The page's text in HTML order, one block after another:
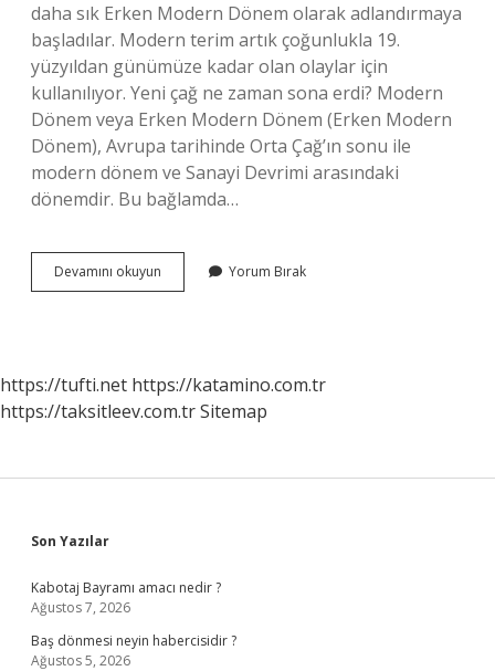
daha sık Erken Modern Dönem olarak adlandırmaya
başladılar. Modern terim artık çoğunlukla 19.
yüzyıldan günümüze kadar olan olaylar için
kullanılıyor. Yeni çağ ne zaman sona erdi? Modern
Dönem veya Erken Modern Dönem (Erken Modern
Dönem), Avrupa tarihinde Orta Çağ’ın sonu ile
modern dönem ve Sanayi Devrimi arasındaki
dönemdir. Bu bağlamda…
Devamını okuyun Modern
Çağ
Yorum Bırak
https://tufti.net https://katamino.com.tr
https://taksitleev.com.trSitemap
Sidebar
Son Yazılar
Kabotaj Bayramı amacı nedir ?
Ağustos 7, 2026
Baş dönmesi neyin habercisidir ?
Ağustos 5, 2026